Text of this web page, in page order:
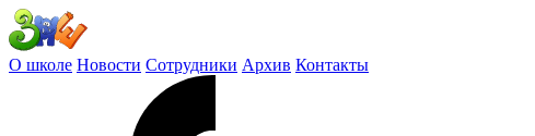
О школе Новости Сотрудники Архив Контакты